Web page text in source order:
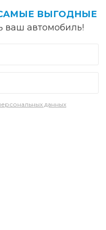
ВЫГОДНЫЕ
ваш автомобиль!
данных